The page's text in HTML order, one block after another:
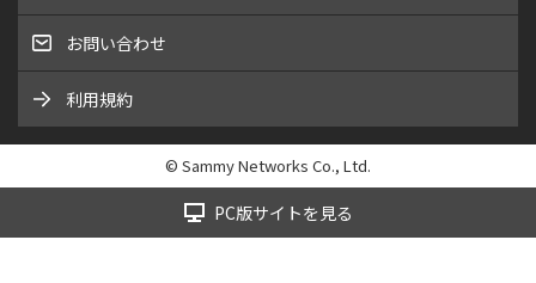
お問い合わせ
利用規約
© Sammy Networks Co., Ltd.
PC版サイトを見る